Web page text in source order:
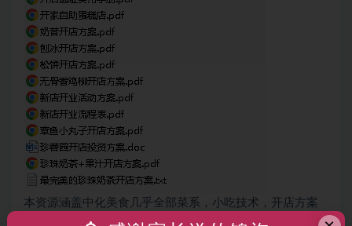
本资源涵盖中化美食几乎全部菜系， 小吃技术 ，开店方案
等餐饮创业资料齐全